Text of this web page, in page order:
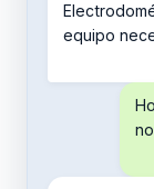
equipo